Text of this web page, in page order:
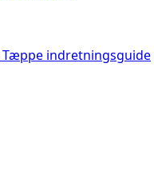
Tæppe indretningsguide